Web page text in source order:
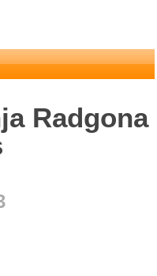
Radgona